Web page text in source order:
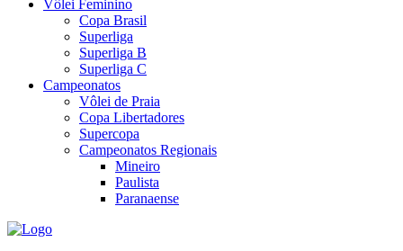
Vôlei Feminino
Copa Brasil
Superliga
Superliga B
Superliga C
Campeonatos
Vôlei de Praia
Copa Libertadores
Supercopa
Campeonatos Regionais
Mineiro
Paulista
Paranaense